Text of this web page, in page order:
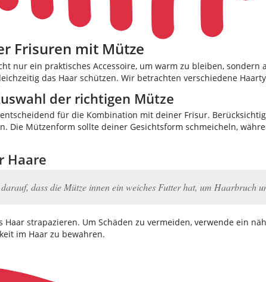
Frisuren mit Mütze
nur ein praktisches Accessoire, um warm zu bleiben,
das Haar schützen. Wir betrachten verschiedene
der richtigen Mütze
für die Kombination mit deiner Frisur.
Die Mützenform sollte deiner Gesichtsform schmeicheln,
Haare
dass die Mütze innen ein weiches Futter hat, um Haarbruch
Haar strapazieren. Um Schäden zu vermeiden, verwende ein
im Haar zu bewahren.